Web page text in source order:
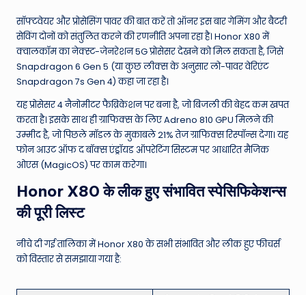
सॉफ्टवेयर और प्रोसेसिंग पावर की बात करें तो ऑनर इस बार गेमिंग और बैटरी
सेविंग दोनों को संतुलित करने की रणनीति अपना रहा है। Honor X80 में
क्वालकॉम का नेक्स्ट-जेनरेशन 5G प्रोसेसर देखने को मिल सकता है, जिसे
Snapdragon 6 Gen 5 (या कुछ लीक्स के अनुसार लो-पावर वेरिएंट
Snapdragon 7s Gen 4) कहा जा रहा है।
यह प्रोसेसर 4 नैनोमीटर फैब्रिकेशन पर बना है, जो बिजली की बेहद कम खपत
करता है। इसके साथ ही ग्राफिक्स के लिए Adreno 810 GPU मिलने की
उम्मीद है, जो पिछले मॉडल के मुकाबले 21% तेज ग्राफिक्स रिस्पॉन्स देगा। यह
फोन आउट ऑफ द बॉक्स एंड्रॉयड ऑपरेटिंग सिस्टम पर आधारित मैजिक
ओएस (MagicOS) पर काम करेगा।
Honor X80 के लीक हुए संभावित स्पेसिफिकेशन्स
की पूरी लिस्ट
नीचे दी गई तालिका में Honor X80 के सभी संभावित और लीक हुए फीचर्स
को विस्तार से समझाया गया है: